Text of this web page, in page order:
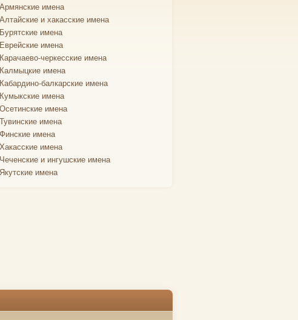
Армянские имена
Алтайские и хакасские имена
Бурятские имена
Еврейские имена
Карачаево-черкесские имена
Калмыцкие имена
Кабардино-балкарские имена
Кумыкские имена
Осетинские имена
Тувинские имена
Финские имена
Хакасские имена
Чеченские и ингушские имена
Якутские имена